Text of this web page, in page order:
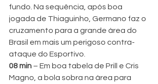
fundo. Na sequência, após boa
jogada de Thiaguinho, Germano faz o
cruzamento para a grande área do
Brasil em mais um perigoso contra-
ataque do Esportivo.
08 min – Em boa tabela de Prill e Cris
Magno, a bola sobra na área para